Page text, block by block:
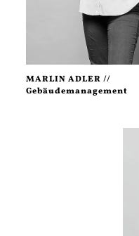
MARLIN ADLER //
Gebäudemanagement